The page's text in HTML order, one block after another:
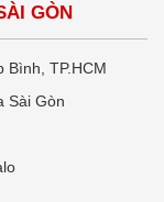
GÒN
TP.HCM
Sài Gòn